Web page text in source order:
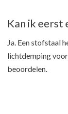
Kan ik eerst
Ja. Een stofstaal
lichtdemping
beoordelen.